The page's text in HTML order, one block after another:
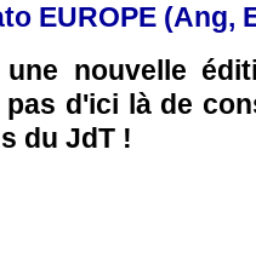
EUROPE (Ang,
nouvelle
d'ici là de
du JdT !